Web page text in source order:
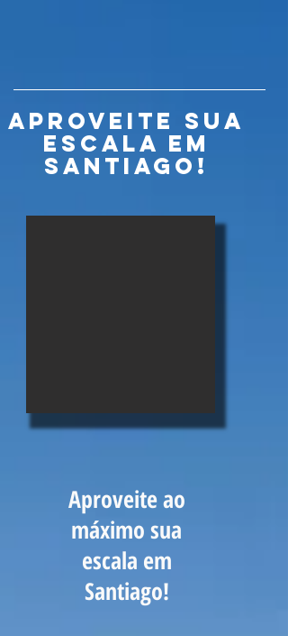
APROVEITE SUA
ESCALA EM
SANTIAGO!
Aproveite ao
máximo sua
escala em
Santiago!